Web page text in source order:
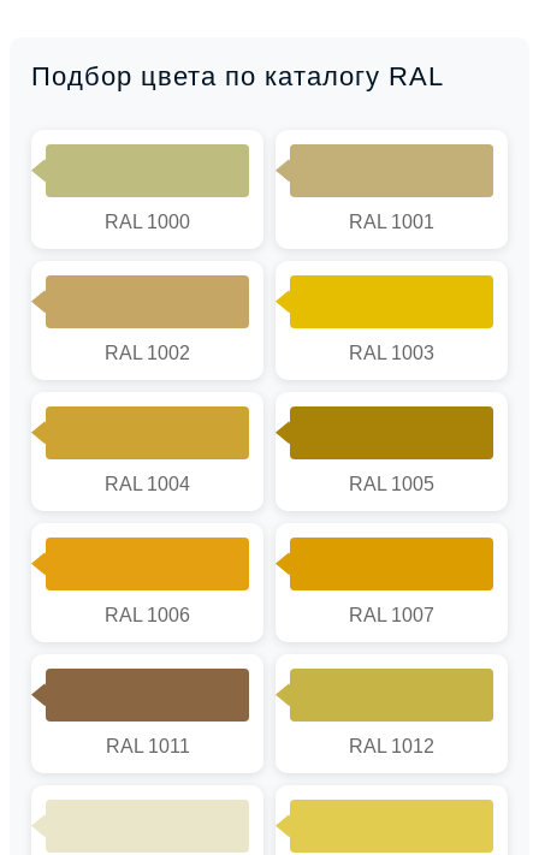
Подбор цвета по каталогу RAL
RAL 1000 RAL 1001
RAL 1002 RAL 1003
RAL 1004 RAL 1005
RAL 1006 RAL 1007
RAL 1011 RAL 1012